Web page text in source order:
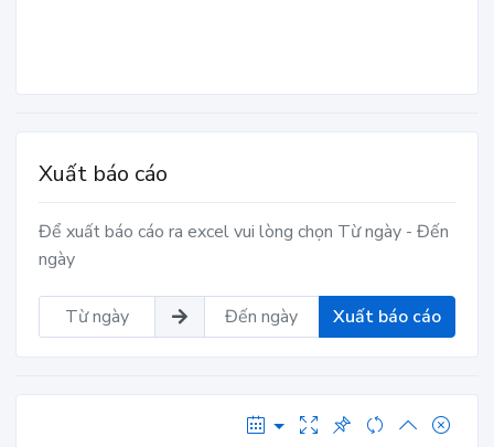
Xuất báo cáo
Để xuất báo cáo ra excel vui lòng chọn Từ ngày - Đến
ngày
Xuất báo cáo